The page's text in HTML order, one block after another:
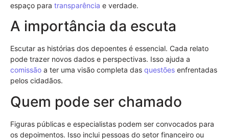
espaço para transparência e verdade.
A importância da escuta
Escutar as histórias dos depoentes é essencial. Cada relato
pode trazer novos dados e perspectivas. Isso ajuda a
comissão a ter uma visão completa das questões enfrentadas
pelos cidadãos.
Quem pode ser chamado
Figuras públicas e especialistas podem ser convocados para
os depoimentos. Isso inclui pessoas do setor financeiro ou